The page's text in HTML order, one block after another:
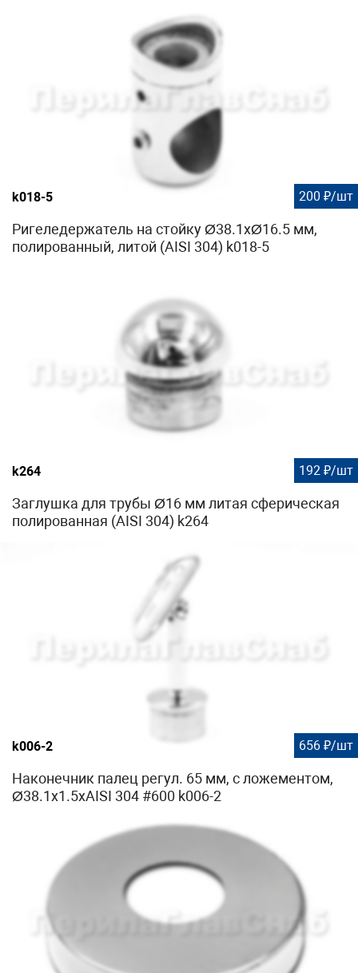
k018-5 200 ₽/шт
Ригеледержатель на стойку Ø38.1хØ16.5 мм,
полированный, литой (AISI 304) k018-5
k264 192 ₽/шт
Заглушка для трубы Ø16 мм литая сферическая
полированная (AISI 304) k264
k006-2 656 ₽/шт
Наконечник палец регул. 65 мм, с ложементом,
Ø38.1х1.5хAISI 304 #600 k006-2